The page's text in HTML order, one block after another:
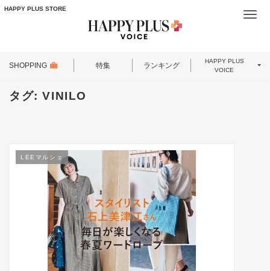
HAPPY PLUS STORE
SHOPPING 特集 ランキング
HAPPY PLUS
VOICE
タグ:VINILO
LEEマルシェ